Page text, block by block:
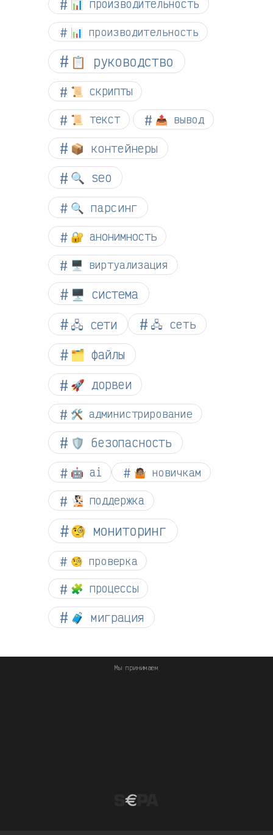
📊 производительность
📊 производительность
📋 руководство
📜 скрипты
📜 текст 📤 вывод
📦 контейнеры
🔍 seo
🔍 парсинг
🔐 анонимность
🖥️ виртуализация
🖥️ система
🖧 сети
🖧 сеть
🗂️ файлы
🚀 дорвеи
🛠️ администрирование
🛡️ безопасность
🤖 ai 🤷🏽 новичкам
🧏🏻 поддержка
🧐 мониторинг
🧐 проверка
🧩 процессы
🧳 миграция
Мы принимаем